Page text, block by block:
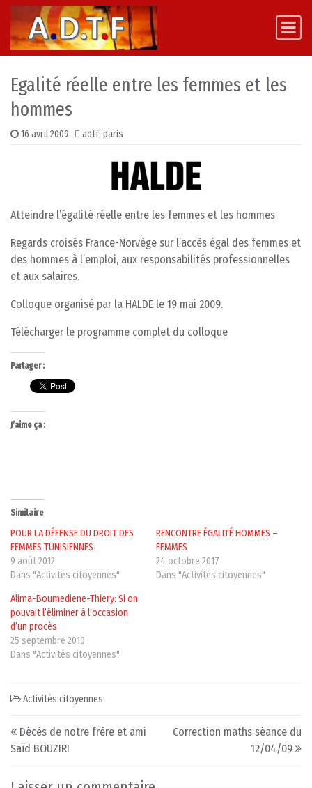
Skip to content
Main Navigation
Egalité réelle entre les femmes et les
hommes
16 avril 2009 adtf-paris
Atteindre l’égalité réelle entre les femmes et les hommes
Regards croisés France-Norvège sur l’accès égal des femmes et
des hommes à l’emploi, aux responsabilités professionnelles
et aux salaires.
Colloque organisé par la HALDE le 19 mai 2009.
Télécharger le programme complet du colloque
Partager :
J’aime ça :
Similaire
POUR LA DÉFENSE DU DROIT DES
FEMMES TUNISIENNES
9 août 2012
Dans "Activités citoyennes"
RENCONTRE ÉGALITÉ HOMMES –
FEMMES
24 octobre 2017
Dans "Activités citoyennes"
Alima-Boumediene-Thiery: Si on
pouvait l’éliminer à l’occasion
d’un procès
25 septembre 2010
Dans "Activités citoyennes"
Activités citoyennes
Post navigation
Décès de notre frère et ami
Saïd BOUZIRI
Correction maths séance du
12/04/09